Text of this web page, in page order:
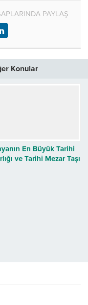
PAYLAŞ
Konular
En Büyük Tarihi
ve Tarihi Mezar Taşı